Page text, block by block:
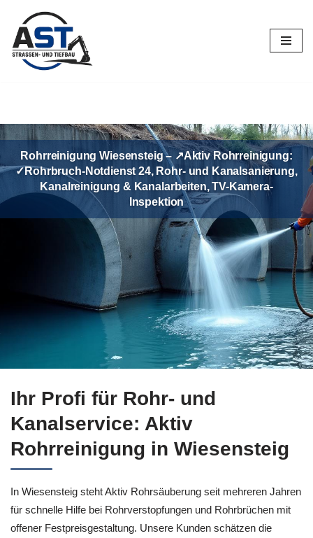
Zum
Inhalt
springen
Rohrreinigung Wiesensteig – ↗️Aktiv Rohrreinigung:
✓Rohrbruch-Notdienst 24, Rohr- und Kanalsanierung,
Kanalreinigung & Kanalarbeiten, TV-Kamera-
Inspektion
Ihr Profi für Rohr- und
Kanalservice: Aktiv
Rohrreinigung in Wiesensteig
In Wiesensteig steht Aktiv Rohrsäuberung seit mehreren Jahren
für schnelle Hilfe bei Rohrverstopfungen und Rohrbrüchen mit
offener Festpreisgestaltung. Unsere Kunden schätzen die